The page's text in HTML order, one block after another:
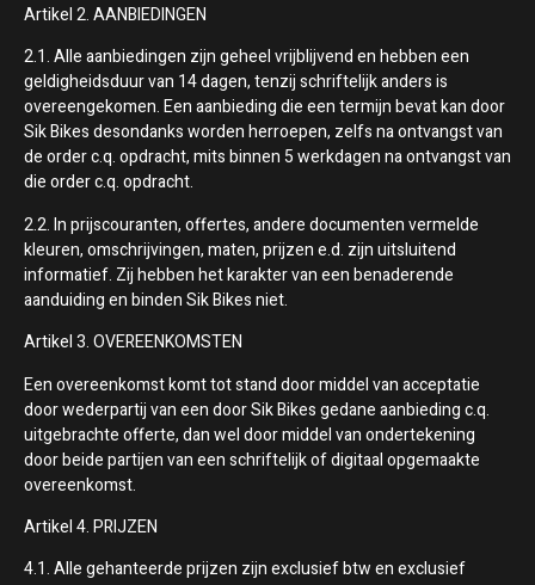
Artikel 2. AANBIEDINGEN
2.1. Alle aanbiedingen zijn geheel vrijblijvend en hebben een
geldigheidsduur van 14 dagen, tenzij schriftelijk anders is
overeengekomen. Een aanbieding die een termijn bevat kan door
Sik Bikes desondanks worden herroepen, zelfs na ontvangst van
de order c.q. opdracht, mits binnen 5 werkdagen na ontvangst van
die order c.q. opdracht.
2.2. In prijscouranten, offertes, andere documenten vermelde
kleuren, omschrijvingen, maten, prijzen e.d. zijn uitsluitend
informatief. Zij hebben het karakter van een benaderende
aanduiding en binden Sik Bikes niet.
Artikel 3. OVEREENKOMSTEN
Een overeenkomst komt tot stand door middel van acceptatie
door wederpartij van een door Sik Bikes gedane aanbieding c.q.
uitgebrachte offerte, dan wel door middel van ondertekening
door beide partijen van een schriftelijk of digitaal opgemaakte
overeenkomst.
Artikel 4. PRIJZEN
4.1. Alle gehanteerde prijzen zijn exclusief btw en exclusief